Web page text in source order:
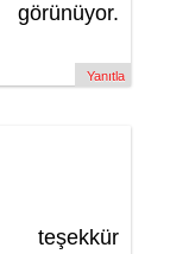
Yanıtla